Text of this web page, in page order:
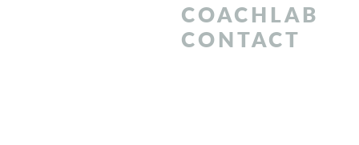
COACHLAB
CONTACT